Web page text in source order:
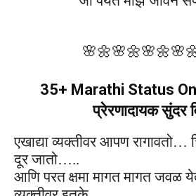
🌸🌼🌸🌼🌸🌼
35+ Marathi Status On
प्रेरणादायक सुंदर
एखाद्या व्यक्तीवर आपण
दूर जातो…..
आणि परत क्षमा मागत मागत जवळ